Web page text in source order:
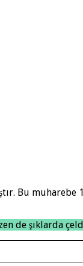
Bu
de şıklarda